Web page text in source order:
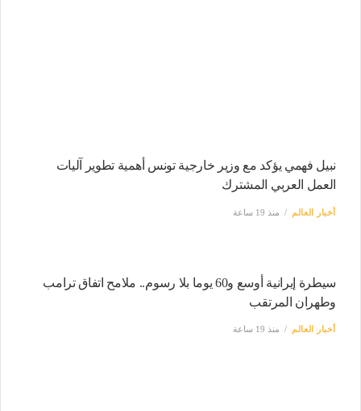
نبيل فهمي يؤكد مع وزير خارجية تونس أهمية تطوير آليات
العمل العربي المشترك
أخبار العالم منذ 19 ساعة
سيطرة إيرانية أوسع و60 يوما بلا رسوم.. ملامح اتفاق ترامب
وطهران المرتقب
أخبار العالم منذ 19 ساعة